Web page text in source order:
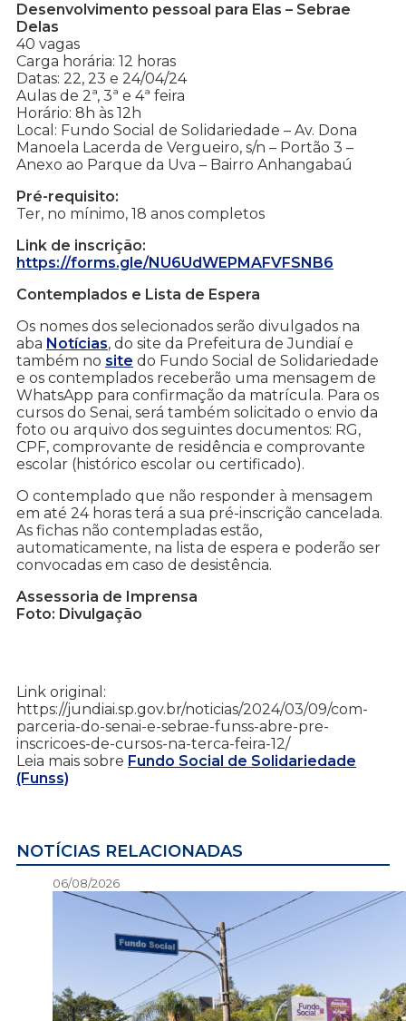
Desenvolvimento pessoal para Elas – Sebrae
Delas
40 vagas
Carga horária: 12 horas
Datas: 22, 23 e 24/04/24
Aulas de 2ª, 3ª e 4ª feira
Horário: 8h às 12h
Local: Fundo Social de Solidariedade – Av. Dona
Manoela Lacerda de Vergueiro, s/n – Portão 3 –
Anexo ao Parque da Uva – Bairro Anhangabaú
Pré-requisito:
Ter, no mínimo, 18 anos completos
Link de inscrição:
https://forms.gle/NU6UdWEPMAFVFSNB6
Contemplados e Lista de Espera
Os nomes dos selecionados serão divulgados na
aba Notícias, do site da Prefeitura de Jundiaí e
também no site do Fundo Social de Solidariedade
e os contemplados receberão uma mensagem de
WhatsApp para confirmação da matrícula. Para os
cursos do Senai, será também solicitado o envio da
foto ou arquivo dos seguintes documentos: RG,
CPF, comprovante de residência e comprovante
escolar (histórico escolar ou certificado).
O contemplado que não responder à mensagem
em até 24 horas terá a sua pré-inscrição cancelada.
As fichas não contempladas estão,
automaticamente, na lista de espera e poderão ser
convocadas em caso de desistência.
Assessoria de Imprensa
Foto: Divulgação
Link original:
https://jundiai.sp.gov.br/noticias/2024/03/09/com-
parceria-do-senai-e-sebrae-funss-abre-pre-
inscricoes-de-cursos-na-terca-feira-12/
Leia mais sobre Fundo Social de Solidariedade
(Funss)
NOTÍCIAS RELACIONADAS
06/08/2026